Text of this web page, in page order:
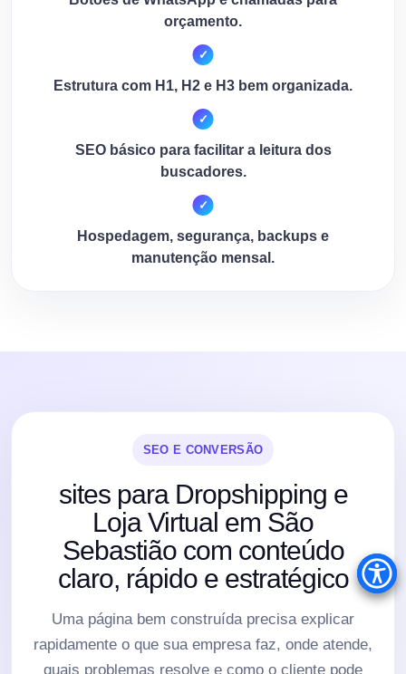
orçamento.
Estrutura com H1, H2 e H3 bem organizada.
SEO básico para facilitar a leitura dos
buscadores.
Hospedagem, segurança, backups e
manutenção mensal.
SEO E CONVERSÃO
sites para Dropshipping e
Loja Virtual em São
Sebastião com conteúdo
claro, rápido e estratégico
Uma página bem construída precisa explicar
rapidamente o que sua empresa faz, onde atende,
quais problemas resolve e como o cliente pode